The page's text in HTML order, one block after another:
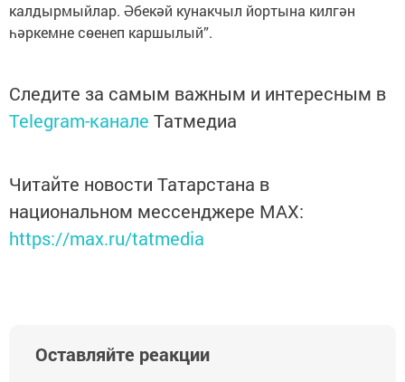
калдырмыйлар. Әбекәй кунакчыл йортына килгән
һәркемне сөенеп каршылый”.
Следите за самым важным и интересным в
Telegram-канале Татмедиа
Читайте новости Татарстана в
национальном мессенджере MАХ:
https://max.ru/tatmedia
Оставляйте реакции